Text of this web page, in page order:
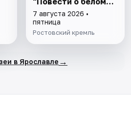
клобуке" до
восстановления
патриаршества"
7 августа 2026 •
пятница
Ростовский кремль
в Ярославле →